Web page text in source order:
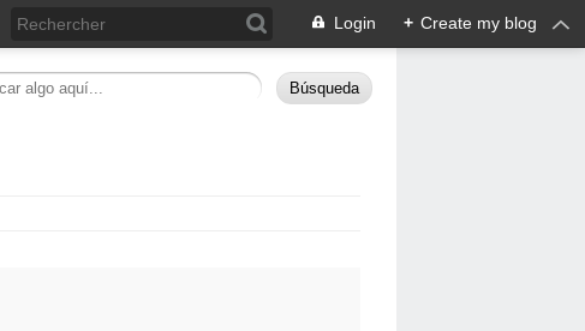
Login + Create my blog